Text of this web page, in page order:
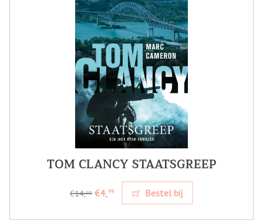
TOM CLANCY STAATSGREEP
€14,99 €4,99 Bestel bij